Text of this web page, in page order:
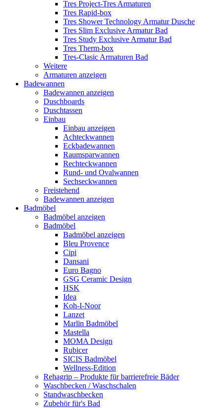
Tres Project-Tres Armaturen
Tres Rapid-box
Tres Shower Technology Armatur Dusche
Tres Slim Exclusive Armatur Bad
Tres Study Exclusive Armatur Bad
Tres Therm-box
Tres-Clasic Armaturen Bad
Weitere
Armaturen anzeigen
Badewannen
Badewannen anzeigen
Duschboards
Duschtassen
Einbau
Einbau anzeigen
Achteckwannen
Eckbadewannen
Raumsparwannen
Rechteckwannen
Rund- und Ovalwannen
Sechseckwannen
Freistehend
Badewannen anzeigen
Badmöbel
Badmöbel anzeigen
Badmöbel
Badmöbel anzeigen
Bleu Provence
Cipi
Dansani
Euro Bagno
GSG Ceramic Design
HSK
Idea
Koh-I-Noor
Lanzet
Marlin Badmöbel
Mastella
MOMA Design
Rubicer
SICIS Badmöbel
Wellness-Edition
Rehagrip – Produkte für barrierefreie Bäder
Waschbecken / Waschschalen
Standwaschbecken
Zubehör für's Bad